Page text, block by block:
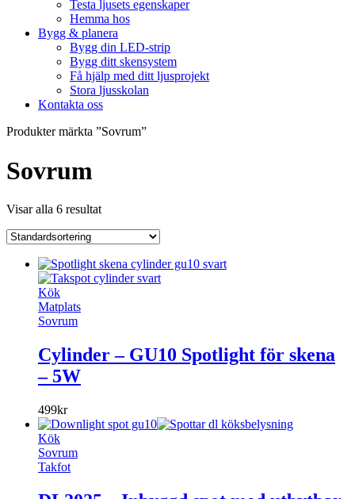
Testa ljusets egenskaper
Hemma hos
Bygg & planera
Bygg din LED-strip
Bygg ditt skensystem
Få hjälp med ditt ljusprojekt
Stora ljusskolan
Kontakta oss
Produkter märkta ”Sovrum”
Sovrum
Visar alla 6 resultat
Kök
Matplats
Sovrum
Cylinder – GU10 Spotlight för skena
– 5W
499kr
Kök
Sovrum
Takfot